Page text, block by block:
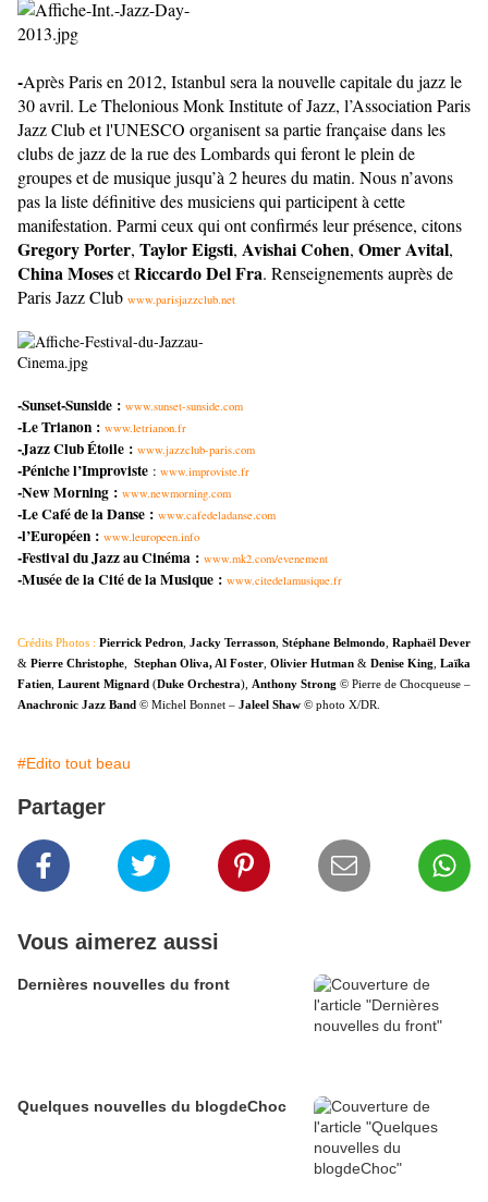
-Après Paris en 2012, Istanbul sera la nouvelle capitale du jazz le
30 avril. Le Thelonious Monk Institute of Jazz, l’Association Paris
Jazz Club et l'UNESCO organisent sa partie française dans les
clubs de jazz de la rue des Lombards qui feront le plein de
groupes et de musique jusqu’à 2 heures du matin. Nous n’avons
pas la liste définitive des musiciens qui participent à cette
manifestation. Parmi ceux qui ont confirmés leur présence, citons
Gregory Porter, Taylor Eigsti, Avishai Cohen, Omer Avital,
China MosesetRiccardo Del Fra. Renseignements auprès de
Paris Jazz Club www.parisjazzclub.net
-Sunset-Sunside : www.sunset-sunside.com
-Le Trianon : www.letrianon.fr
-Jazz Club Étoile : www.jazzclub-paris.com
-Péniche l’Improviste : www.improviste.fr
-New Morning : www.newmorning.com
-Le Café de la Danse : www.cafedeladanse.com
-l’Européen : www.leuropeen.info
-Festival du Jazz au Cinéma : www.mk2.com/evenement
-Musée de la Cité de la Musique : www.citedelamusique.fr
Crédits Photos : Pierrick Pedron Jacky Terrasson Stéphane Belmondo
Raphaël Dever
& Pierre Christophe Stephan Oliva, Al Foster Olivier Hutman & Denise King
Laïka
Fatien Laurent Mignard (Duke Orchestra), Anthony Strong © Pierre de Chocqueuse –
Anachronic Jazz Band © Michel Bonnet – Jaleel Shaw © photo X/DR.
#Edito tout beau
Partager
Vous aimerez aussi
Dernières nouvelles du front
Quelques nouvelles du blogdeChoc